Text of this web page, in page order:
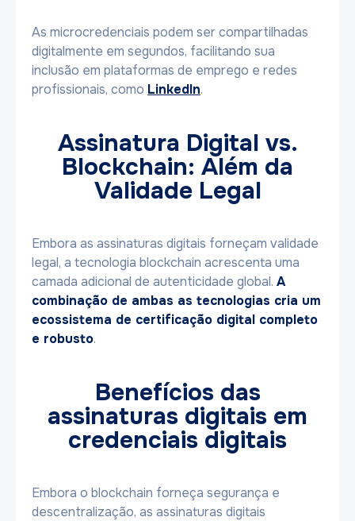
As microcredenciais podem ser compartilhadas
digitalmente em segundos, facilitando sua
inclusão em plataformas de emprego e redes
profissionais, como LinkedIn.
Assinatura Digital vs.
Blockchain: Além da
Validade Legal
Embora as assinaturas digitais forneçam validade
legal, a tecnologia blockchain acrescenta uma
camada adicional de autenticidade global. A
combinação de ambas as tecnologias cria um
ecossistema de certificação digital completo
e robusto.
Benefícios das
assinaturas digitais em
credenciais digitais
Embora o blockchain forneça segurança e
descentralização, as assinaturas digitais